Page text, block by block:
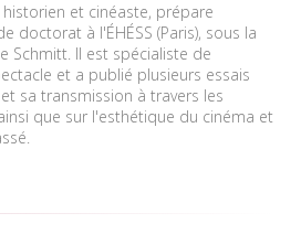
et cinéaste, prépare
doctorat à I'ÉHÉSS (Paris), sous la
Schmitt. Il est spécialiste de
et a publié plusieurs essais
sa transmission à travers les
que sur l'esthétique du cinéma et